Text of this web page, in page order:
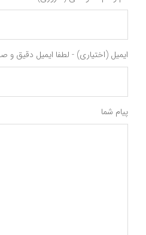
ایمیل (اختیاری) - لطفا ایمیل دقیق و
پیام شما